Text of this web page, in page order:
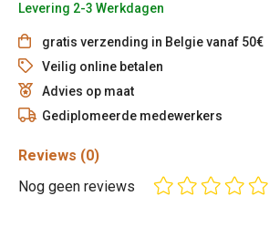
Levering 2-3 Werkdagen
gratis verzending in Belgie vanaf 50€
Veilig online betalen
Advies op maat
Gediplomeerde medewerkers
Reviews (0)
Nog geen reviews